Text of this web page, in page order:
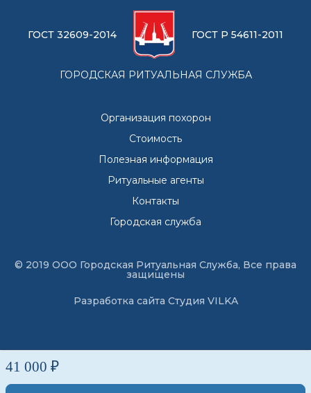
41 000 ₽
ГОСТ 32609-2014 ГОСТ Р 54611-2011
ГОРОДСКАЯ РИТУАЛЬНАЯ СЛУЖБА
Организация похорон
Стоимость
Полезная информация
Ритуальные агенты
Контакты
Городская служба
© 2019 ООО Городская Ритуальная Служба, Все права
защищены
Разработка сайта Студия VILKA